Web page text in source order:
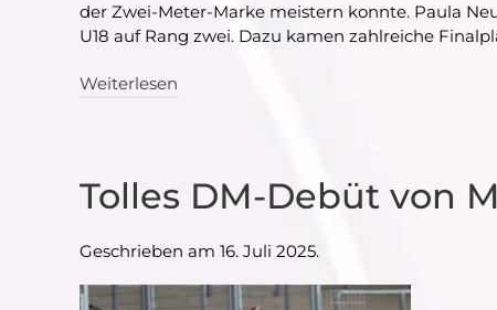
der Zwei-Meter-Marke meistern konnte. Paula
U18 auf Rang zwei. Dazu kamen zahlreiche
Weiterlesen
Tolles DM-Debüt von
Geschrieben am 16. Juli 2025.